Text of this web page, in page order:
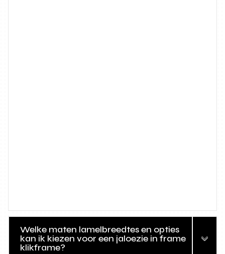
Welke maten lamelbreedtes en opties
kan ik kiezen voor een jaloezie in frame
klikframe?